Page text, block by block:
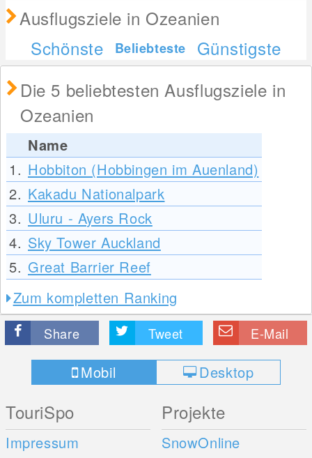
Ausflugsziele in Ozeanien
Schönste
Beliebteste
Günstigste
Die 5 beliebtesten Ausflugsziele in
Ozeanien
Name
1. Hobbiton (Hobbingen im Auenland)
2. Kakadu Nationalpark
3. Uluru - Ayers Rock
4. Sky Tower Auckland
5. Great Barrier Reef
Zum kompletten Ranking
Share Tweet E-Mail
Mobil Desktop
TouriSpo
Impressum
Projekte
SnowOnline